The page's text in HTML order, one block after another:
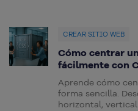
CREAR SITIO WEB
Cómo centrar
fácilmente con
Aprende cómo
forma sencilla.
horizontal,